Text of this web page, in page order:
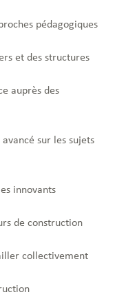
pédagogiques
et des structures
auprès des
sur les sujets
innovants
de construction
collectivement